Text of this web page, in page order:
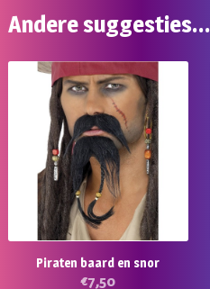
Andere suggesties…
Piraten baard en snor
€7,50